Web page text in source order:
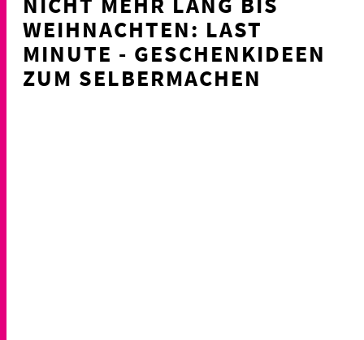
WEIHNACHTEN: LAST
MINUTE - GESCHENKIDEEN
ZUM SELBERMACHEN